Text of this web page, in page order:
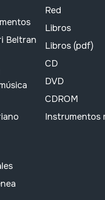
Beltran
Red
Libros
Libros (pdf)
CD
DVD
CDROM
Instrumentos